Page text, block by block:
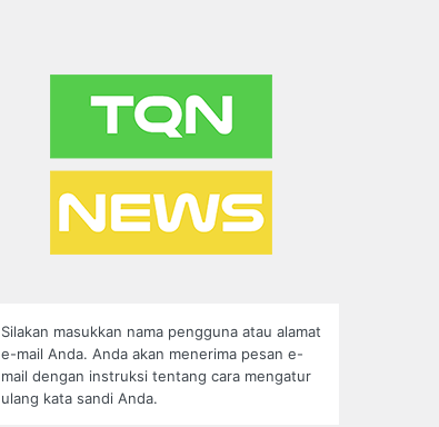
Silakan masukkan nama pengguna atau alamat
e-mail Anda. Anda akan menerima pesan e-
mail dengan instruksi tentang cara mengatur
ulang kata sandi Anda.